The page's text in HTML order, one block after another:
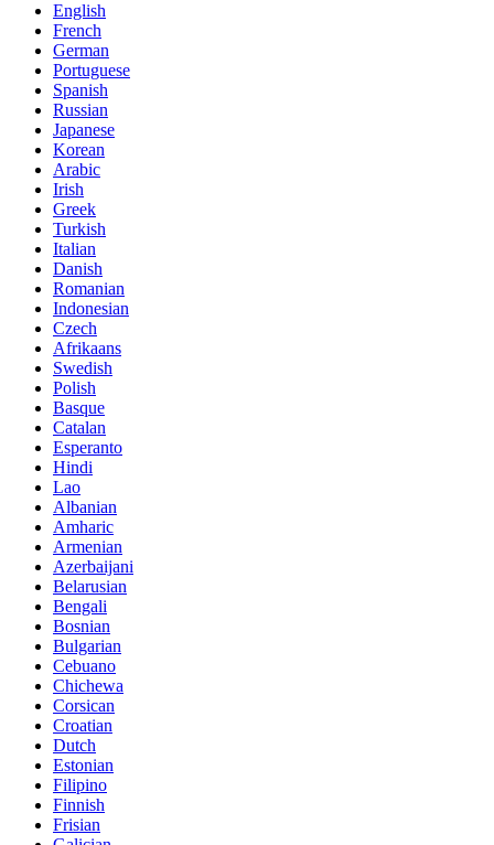
English
French
German
Portuguese
Spanish
Russian
Japanese
Korean
Arabic
Irish
Greek
Turkish
Italian
Danish
Romanian
Indonesian
Czech
Afrikaans
Swedish
Polish
Basque
Catalan
Esperanto
Hindi
Lao
Albanian
Amharic
Armenian
Azerbaijani
Belarusian
Bengali
Bosnian
Bulgarian
Cebuano
Chichewa
Corsican
Croatian
Dutch
Estonian
Filipino
Finnish
Frisian